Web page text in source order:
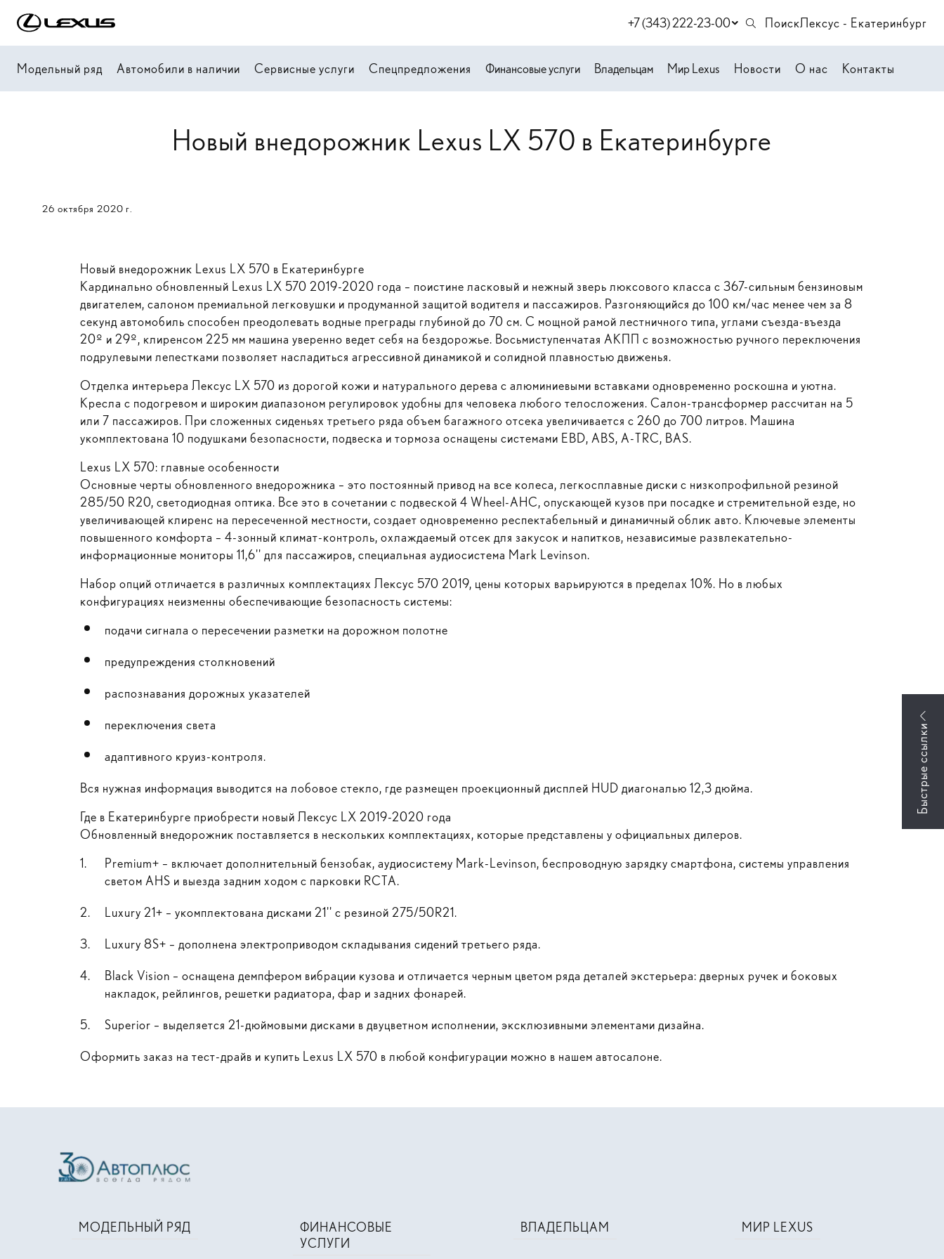
+7 (343) 222-23-00 ПоискЛексус - Екатеринбург
Модельный ряд Автомобили в наличии Сервисные услуги Спецпредложения Финансовые услуги Владельцам Мир Lexus Новости О нас Контакты
Новый внедорожник Lexus LX 570 в Екатеринбурге
26 октября 2020 г.
Новый внедорожник Lexus LX 570 в Екатеринбурге
Кардинально обновленный Lexus LX 570 2019-2020 года – поистине ласковый и нежный зверь люксового класса с 367-сильным бензиновым
двигателем, салоном премиальной легковушки и продуманной защитой водителя и пассажиров. Разгоняющийся до 100 км/час менее чем за 8
секунд автомобиль способен преодолевать водные преграды глубиной до 70 см. С мощной рамой лестничного типа, углами съезда-въезда
20º и 29º, клиренсом 225 мм машина уверенно ведет себя на бездорожье. Восьмиступенчатая АКПП с возможностью ручного переключения
подрулевыми лепестками позволяет насладиться агрессивной динамикой и солидной плавностью движенья.
Отделка интерьера Лексус LX 570 из дорогой кожи и натурального дерева с алюминиевыми вставками одновременно роскошна и уютна.
Кресла с подогревом и широким диапазоном регулировок удобны для человека любого телосложения. Салон-трансформер рассчитан на 5
или 7 пассажиров. При сложенных сиденьях третьего ряда объем багажного отсека увеличивается с 260 до 700 литров. Машина
укомплектована 10 подушками безопасности, подвеска и тормоза оснащены системами EBD, ABS, A-TRC, BAS.
Lexus LX 570: главные особенности
Основные черты обновленного внедорожника – это постоянный привод на все колеса, легкосплавные диски с низкопрофильной резиной
285/50 R20, светодиодная оптика. Все это в сочетании с подвеской 4 Wheel-AHC, опускающей кузов при посадке и стремительной езде, но
увеличивающей клиренс на пересеченной местности, создает одновременно респектабельный и динамичный облик авто. Ключевые элементы
повышенного комфорта – 4-зонный климат-контроль, охлаждаемый отсек для закусок и напитков, независимые развлекательно-
информационные мониторы 11,6'' для пассажиров, специальная аудиосистема Mark Levinson.
Набор опций отличается в различных комплектациях Лексус 570 2019, цены которых варьируются в пределах 10%. Но в любых
конфигурациях неизменны обеспечивающие безопасность системы:
подачи сигнала о пересечении разметки на дорожном полотне
предупреждения столкновений
распознавания дорожных указателей
переключения света
адаптивного круиз-контроля.
Вся нужная информация выводится на лобовое стекло, где размещен проекционный дисплей HUD диагональю 12,3 дюйма.
Где в Екатеринбурге приобрести новый Лексус LX 2019-2020 года
Обновленный внедорожник поставляется в нескольких комплектациях, которые представлены у официальных дилеров.
Premium+ – включает дополнительный бензобак, аудиосистему Mark-Levinson, беспроводную зарядку смартфона, системы управления
светом AHS и выезда задним ходом с парковки RCTA.
Luxury 21+ – укомплектована дисками 21'' с резиной 275/50R21.
Luxury 8S+ – дополнена электроприводом складывания сидений третьего ряда.
Black Vision – оснащена демпфером вибрации кузова и отличается черным цветом ряда деталей экстерьера: дверных ручек и боковых
накладок, рейлингов, решетки радиатора, фар и задних фонарей.
Superior – выделяется 21-дюймовыми дисками в двуцветном исполнении, эксклюзивными элементами дизайна.
Оформить заказ на тест-драйв и купить Lexus LX 570 в любой конфигурации можно в нашем автосалоне.
МОДЕЛЬНЫЙ РЯД
ФИНАНСОВЫЕ
УСЛУГИ
ВЛАДЕЛЬЦАМ МИР LEXUS